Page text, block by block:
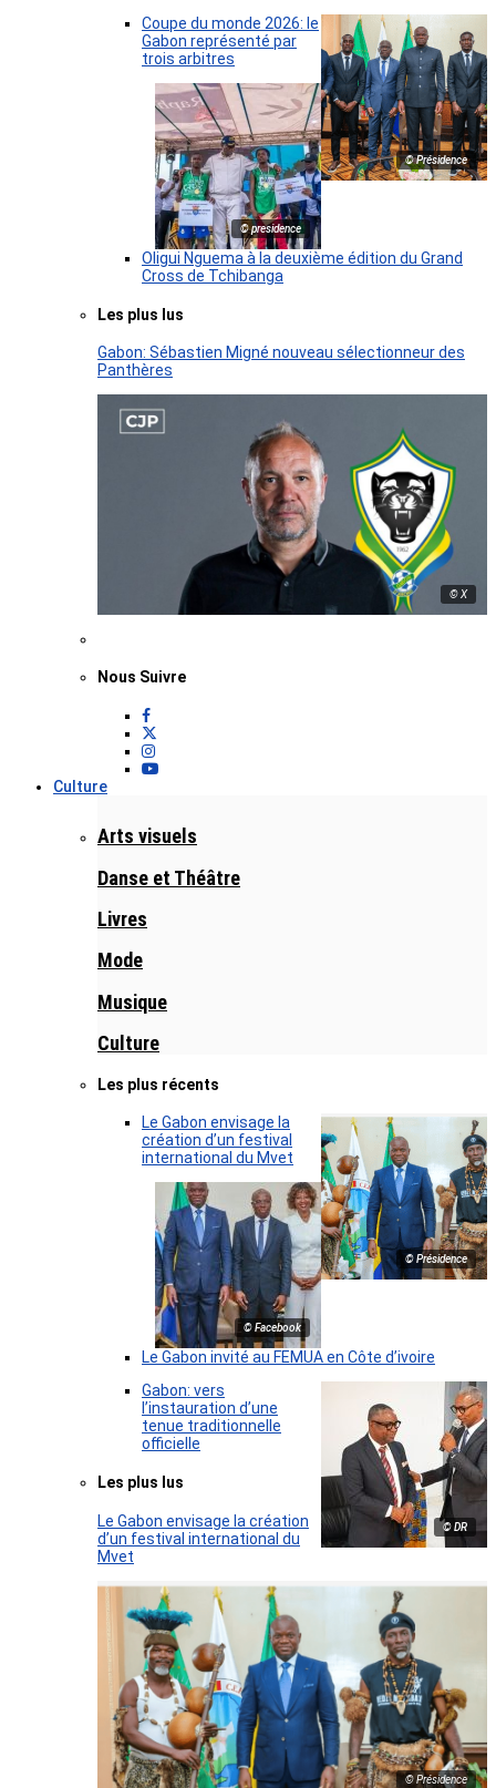
© Présidence
Coupe du monde 2026: le
Gabon représenté par
trois arbitres
© presidence
Oligui Nguema à la deuxième édition du Grand
Cross de Tchibanga
Les plus lus
Gabon: Sébastien Migné nouveau sélectionneur des
Panthères
© X
Nous Suivre
Culture
Arts visuels
Danse et Théâtre
Livres
Mode
Musique
Culture
Les plus récents
© Présidence
Le Gabon envisage la
création d’un festival
international du Mvet
© Facebook
Le Gabon invité au FEMUA en Côte d’ivoire
© DR
Gabon: vers
l’instauration d’une
tenue traditionnelle
officielle
Les plus lus
Le Gabon envisage la création
d’un festival international du
Mvet
© Présidence